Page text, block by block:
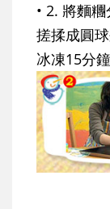
• 2. 將麵
搓揉成圓
冰凍15分